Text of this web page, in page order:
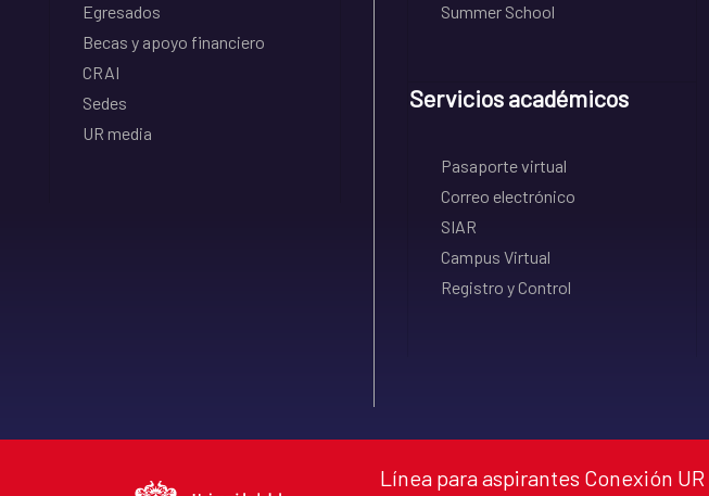
Egresados
Becas y apoyo financiero
CRAI
Sedes
UR media
Summer School
Servicios académicos
Pasaporte virtual
Correo electrónico
SIAR
Campus Virtual
Registro y Control
Línea para aspirantes Conexión UR